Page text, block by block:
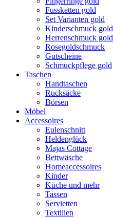
Fussketten gold
Set Varianten gold
Kinderschmuck gold
Herrenschmuck gold
Rosegoldschmuck
Gutscheine
Schmuckpflege gold
Taschen
Handtaschen
Rucksäcke
Börsen
Möbel
Accessoires
Eulenschnitt
Heldenglück
Majas Cottage
Bettwäsche
Homeaccessoires
Kinder
Küche und mehr
Tassen
Servietten
Textilien